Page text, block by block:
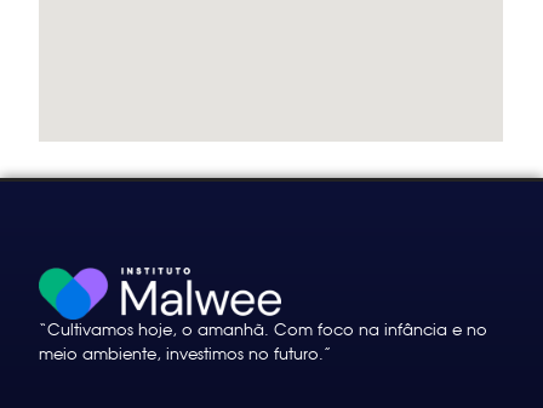
“Cultivamos hoje, o amanhã. Com foco na infância e no
meio ambiente, investimos no futuro.”